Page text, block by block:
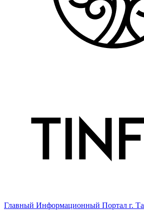
Главный Информационный Портал г.